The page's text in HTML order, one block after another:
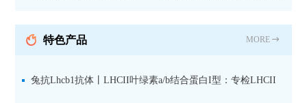
抗 现货
特色产品 MORE
兔抗Lhcb1抗体丨LHCII叶绿素a/b结合蛋白I型：专检LHCII